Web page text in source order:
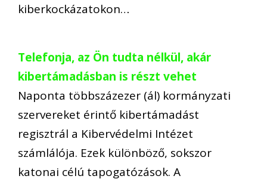
kiberkockázatokon…
Telefonja, az Ön tudta nélkül, akár
kibertámadásban is részt vehet
Naponta többszázezer (ál) kormányzati
szervereket érintő kibertámadást
regisztrál a Kibervédelmi Intézet
számlálója. Ezek különböző, sokszor
katonai célú tapogatózások. A